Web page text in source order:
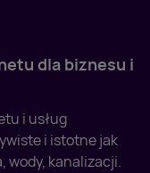
dla biznesu i
i usług
i istotne jak
wody, kanalizacji.